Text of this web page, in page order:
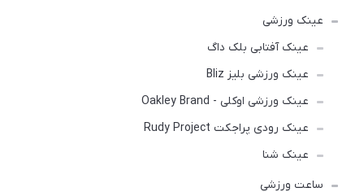
عینک ورزشی
عینک آفتابی بلک داگ
عینک ورزشی بلیز Bliz
عینک ورزشی اوکلی - Oakley Brand
عینک رودی پراجکت Rudy Project
عینک شنا
ساعت ورزشي